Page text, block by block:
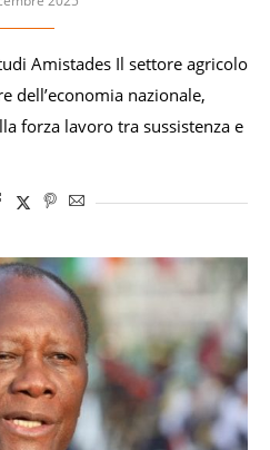
Amistades Il settore agricolo
dell’economia nazionale,
forza lavoro tra sussistenza e